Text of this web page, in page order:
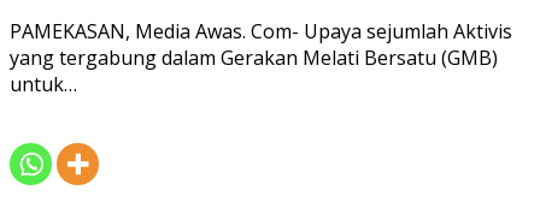
PAMEKASAN, Media Awas. Com- Upaya sejumlah Aktivis
yang tergabung dalam Gerakan Melati Bersatu (GMB)
untuk…